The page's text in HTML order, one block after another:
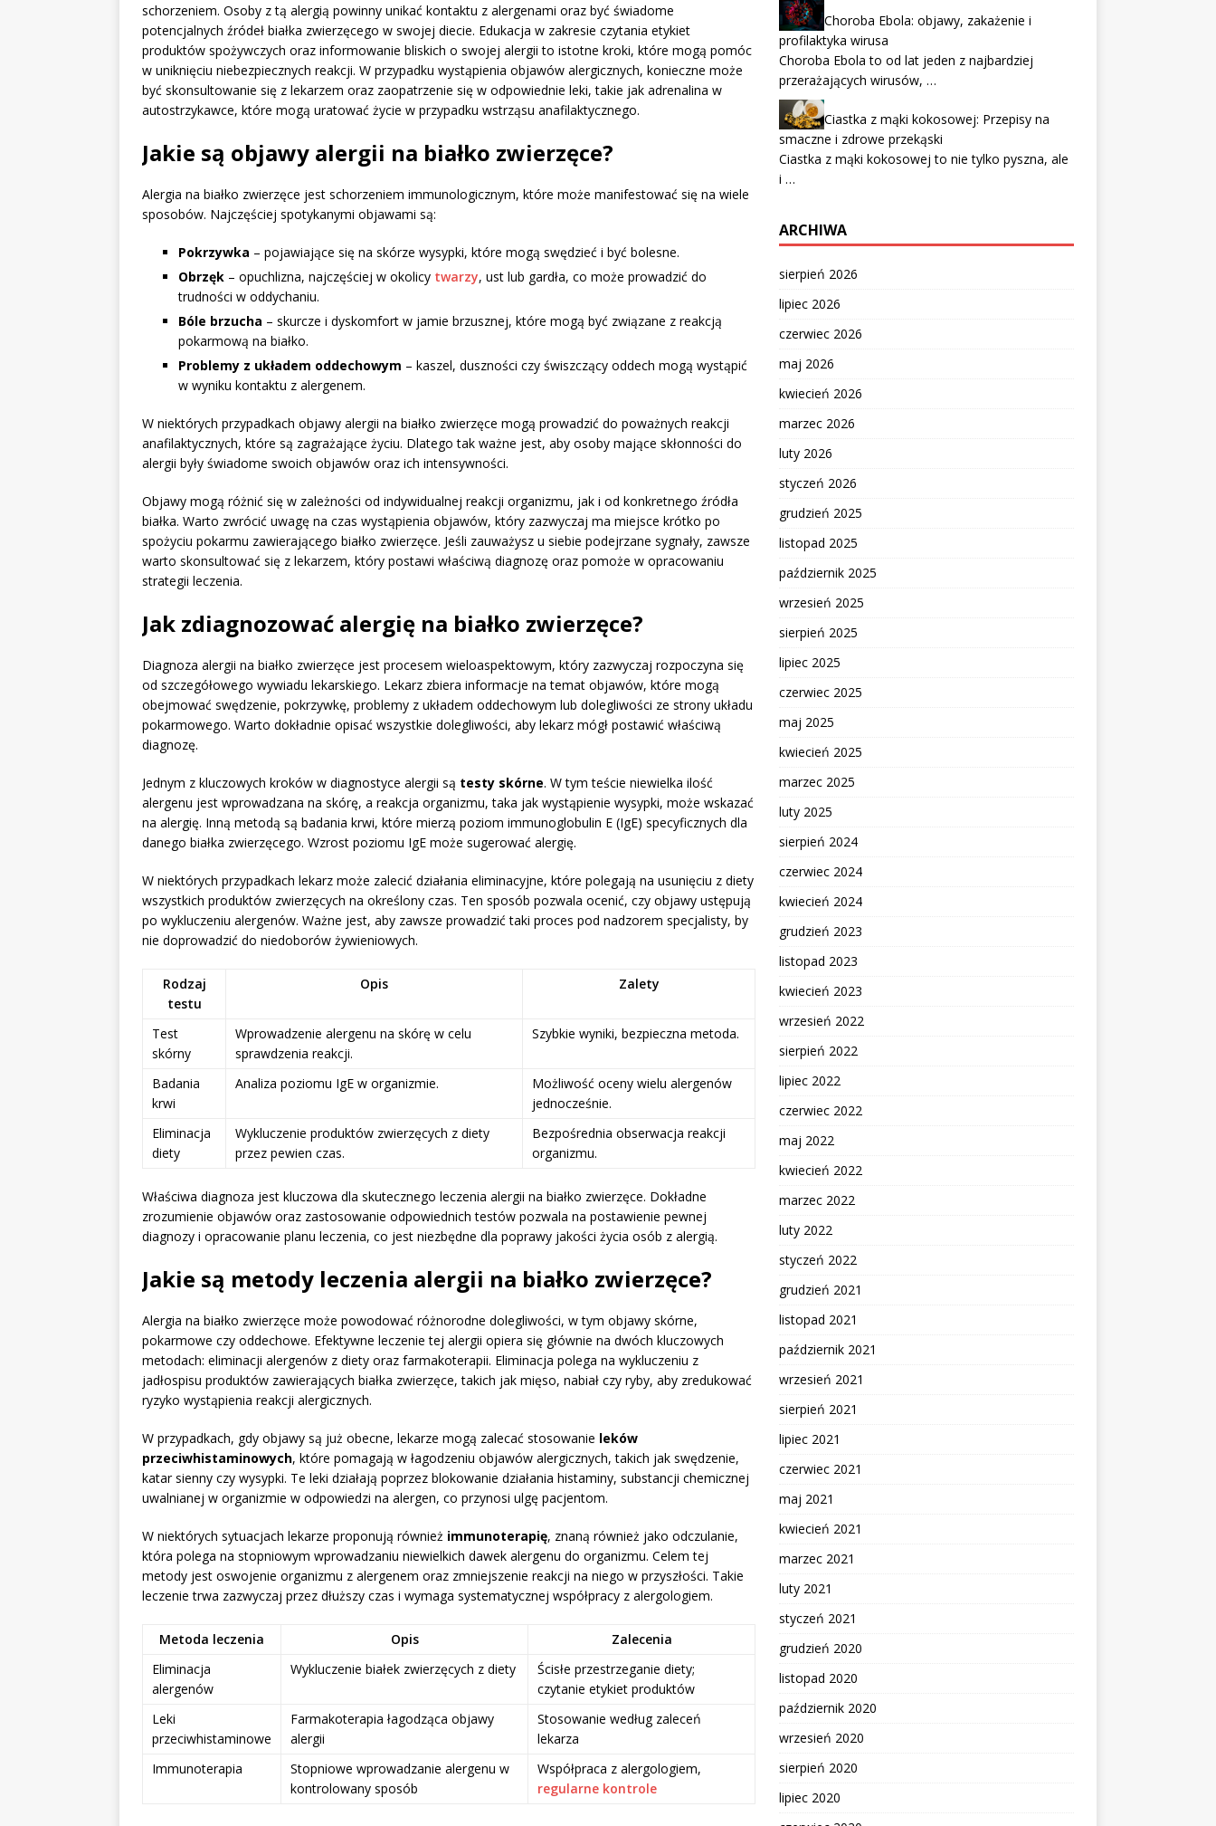
schorzeniem. Osoby z tą alergią powinny unikać kontaktu z alergenami oraz być świadome
potencjalnych źródeł białka zwierzęcego w swojej diecie. Edukacja w zakresie czytania etykiet
produktów spożywczych oraz informowanie bliskich o swojej alergii to istotne kroki, które mogą pomóc
w uniknięciu niebezpiecznych reakcji. W przypadku wystąpienia objawów alergicznych, konieczne może
być skonsultowanie się z lekarzem oraz zaopatrzenie się w odpowiednie leki, takie jak adrenalina w
autostrzykawce, które mogą uratować życie w przypadku wstrząsu anafilaktycznego.
Jakie są objawy alergii na białko zwierzęce?
Alergia na białko zwierzęce jest schorzeniem immunologicznym, które może manifestować się na wiele
sposobów. Najczęściej spotykanymi objawami są:
Pokrzywka – pojawiające się na skórze wysypki, które mogą swędzieć i być bolesne.
Obrzęk – opuchlizna, najczęściej w okolicy twarzy, ust lub gardła, co może prowadzić do
trudności w oddychaniu.
Bóle brzucha – skurcze i dyskomfort w jamie brzusznej, które mogą być związane z reakcją
pokarmową na białko.
Problemy z układem oddechowym – kaszel, duszności czy świszczący oddech mogą wystąpić
w wyniku kontaktu z alergenem.
W niektórych przypadkach objawy alergii na białko zwierzęce mogą prowadzić do poważnych reakcji
anafilaktycznych, które są zagrażające życiu. Dlatego tak ważne jest, aby osoby mające skłonności do
alergii były świadome swoich objawów oraz ich intensywności.
Objawy mogą różnić się w zależności od indywidualnej reakcji organizmu, jak i od konkretnego źródła
białka. Warto zwrócić uwagę na czas wystąpienia objawów, który zazwyczaj ma miejsce krótko po
spożyciu pokarmu zawierającego białko zwierzęce. Jeśli zauważysz u siebie podejrzane sygnały, zawsze
warto skonsultować się z lekarzem, który postawi właściwą diagnozę oraz pomoże w opracowaniu
strategii leczenia.
Jak zdiagnozować alergię na białko zwierzęce?
Diagnoza alergii na białko zwierzęce jest procesem wieloaspektowym, który zazwyczaj rozpoczyna się
od szczegółowego wywiadu lekarskiego. Lekarz zbiera informacje na temat objawów, które mogą
obejmować swędzenie, pokrzywkę, problemy z układem oddechowym lub dolegliwości ze strony układu
pokarmowego. Warto dokładnie opisać wszystkie dolegliwości, aby lekarz mógł postawić właściwą
diagnozę.
Jednym z kluczowych kroków w diagnostyce alergii są testy skórne. W tym teście niewielka ilość
alergenu jest wprowadzana na skórę, a reakcja organizmu, taka jak wystąpienie wysypki, może wskazać
na alergię. Inną metodą są badania krwi, które mierzą poziom immunoglobulin E (IgE) specyficznych dla
danego białka zwierzęcego. Wzrost poziomu IgE może sugerować alergię.
W niektórych przypadkach lekarz może zalecić działania eliminacyjne, które polegają na usunięciu z diety
wszystkich produktów zwierzęcych na określony czas. Ten sposób pozwala ocenić, czy objawy ustępują
po wykluczeniu alergenów. Ważne jest, aby zawsze prowadzić taki proces pod nadzorem specjalisty, by
nie doprowadzić do niedoborów żywieniowych.
Rodzaj
testu
Opis Zalety
Test
skórny
Wprowadzenie alergenu na skórę w celu
sprawdzenia reakcji.
Szybkie wyniki, bezpieczna metoda.
Badania
krwi
Analiza poziomu IgE w organizmie.
Możliwość oceny wielu alergenów
jednocześnie.
Eliminacja
diety
Wykluczenie produktów zwierzęcych z diety
przez pewien czas.
Bezpośrednia obserwacja reakcji
organizmu.
Właściwa diagnoza jest kluczowa dla skutecznego leczenia alergii na białko zwierzęce. Dokładne
zrozumienie objawów oraz zastosowanie odpowiednich testów pozwala na postawienie pewnej
diagnozy i opracowanie planu leczenia, co jest niezbędne dla poprawy jakości życia osób z alergią.
Jakie są metody leczenia alergii na białko zwierzęce?
Alergia na białko zwierzęce może powodować różnorodne dolegliwości, w tym objawy skórne,
pokarmowe czy oddechowe. Efektywne leczenie tej alergii opiera się głównie na dwóch kluczowych
metodach: eliminacji alergenów z diety oraz farmakoterapii. Eliminacja polega na wykluczeniu z
jadłospisu produktów zawierających białka zwierzęce, takich jak mięso, nabiał czy ryby, aby zredukować
ryzyko wystąpienia reakcji alergicznych.
W przypadkach, gdy objawy są już obecne, lekarze mogą zalecać stosowanie leków
przeciwhistaminowych, które pomagają w łagodzeniu objawów alergicznych, takich jak swędzenie,
katar sienny czy wysypki. Te leki działają poprzez blokowanie działania histaminy, substancji chemicznej
uwalnianej w organizmie w odpowiedzi na alergen, co przynosi ulgę pacjentom.
W niektórych sytuacjach lekarze proponują również immunoterapię, znaną również jako odczulanie,
która polega na stopniowym wprowadzaniu niewielkich dawek alergenu do organizmu. Celem tej
metody jest oswojenie organizmu z alergenem oraz zmniejszenie reakcji na niego w przyszłości. Takie
leczenie trwa zazwyczaj przez dłuższy czas i wymaga systematycznej współpracy z alergologiem.
Metoda leczenia Opis
Zalecenia
Eliminacja
alergenów
Wykluczenie białek zwierzęcych z diety
Ścisłe przestrzeganie diety;
czytanie etykiet produktów
Leki
przeciwhistaminowe
Farmakoterapia łagodząca objawy
alergii
Stosowanie według zaleceń
lekarza
Immunoterapia
Stopniowe wprowadzanie alergenu w
kontrolowany sposób
Współpraca z alergologiem,
regularne kontrole
Choroba Ebola: objawy, zakażenie i
profilaktyka wirusa
Choroba Ebola to od lat jeden z najbardziej
przerażających wirusów, …
Ciastka z mąki kokosowej: Przepisy na
smaczne i zdrowe przekąski
Ciastka z mąki kokosowej to nie tylko pyszna, ale
i …
ARCHIWA
sierpień 2026
lipiec 2026
czerwiec 2026
maj 2026
kwiecień 2026
marzec 2026
luty 2026
styczeń 2026
grudzień 2025
listopad 2025
październik 2025
wrzesień 2025
sierpień 2025
lipiec 2025
czerwiec 2025
maj 2025
kwiecień 2025
marzec 2025
luty 2025
sierpień 2024
czerwiec 2024
kwiecień 2024
grudzień 2023
listopad 2023
kwiecień 2023
wrzesień 2022
sierpień 2022
lipiec 2022
czerwiec 2022
maj 2022
kwiecień 2022
marzec 2022
luty 2022
styczeń 2022
grudzień 2021
listopad 2021
październik 2021
wrzesień 2021
sierpień 2021
lipiec 2021
czerwiec 2021
maj 2021
kwiecień 2021
marzec 2021
luty 2021
styczeń 2021
grudzień 2020
listopad 2020
październik 2020
wrzesień 2020
sierpień 2020
lipiec 2020